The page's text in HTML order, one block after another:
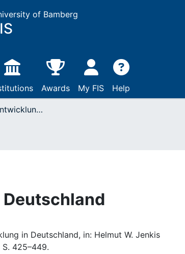
of Bamberg
Awards My FIS Help
Bevölkerungsentwicklung in Deutschland
in Deutschland, in: Helmut W. Jenkis
S. 425–449.